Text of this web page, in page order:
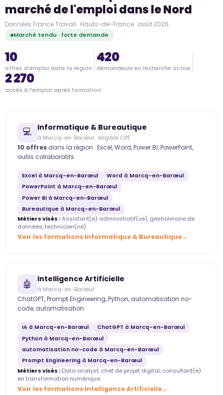
marché de l'emploi dans le Nord
Données France Travail · Hauts-de-France · août 2026
Marché tendu · forte demande
10
offres d'emploi dans la région
420
demandeurs en recherche active
2 270
accès à l'emploi après formation
💻 Informatique & Bureautique
à Marcq-en-Barœul · éligible CPF
10 offres dans la région · Excel, Word, Power BI, PowerPoint,
outils collaboratifs
Excel à Marcq-en-Barœul
Word à Marcq-en-Barœul
PowerPoint à Marcq-en-Barœul
Power BI à Marcq-en-Barœul
Bureautique à Marcq-en-Barœul
Métiers visés :Assistant(e) administratif(ve), gestionnaire de
données, technicien(ne)
Voir les formations Informatique & Bureautique
🤖 Intelligence Artificielle
à Marcq-en-Barœul
ChatGPT, Prompt Engineering, Python, automatisation no-
code, automatisation
IA à Marcq-en-Barœul
ChatGPT à Marcq-en-Barœul
Python à Marcq-en-Barœul
automatisation no-code à Marcq-en-Barœul
Prompt Engineering à Marcq-en-Barœul
Métiers visés : Data analyst, chef de projet digital, consultant(e)
en transformation numérique
Voir les formations Intelligence Artificielle